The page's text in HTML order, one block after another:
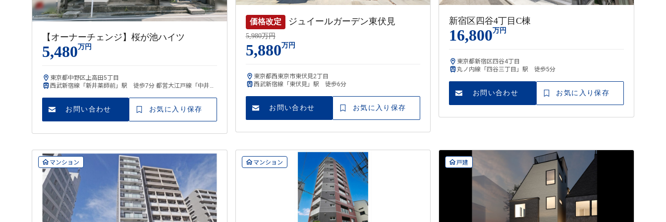
【オーナーチェンジ】桜が池ハイツ
5,480万円
東京都中野区上高田5丁目
西武新宿線「新井薬師前」駅 徒歩7分 都営大江戸線「中井」
お問い合わせ お気に入り保存
価格改定 ジュイールガーデン東伏見
5,980万円
5,880万円
東京都西東京市東伏見2丁目
西武新宿線「東伏見」駅 徒歩6分
お問い合わせ お気に入り保存
新宿区四谷4丁目C棟
16,800万円
東京都新宿区四谷4丁目
丸ノ内線「四谷三丁目」駅 徒歩5分
お問い合わせ お気に入り保存
マンション マンション 戸建